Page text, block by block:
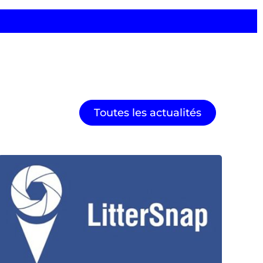
Toutes les actualités